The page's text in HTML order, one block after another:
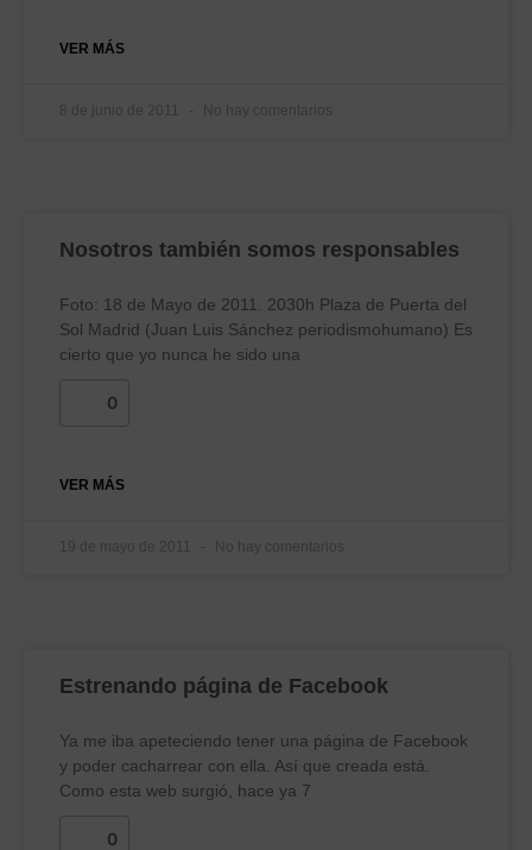
VER MÁS
8 de junio de 2011 No hay comentarios
Nosotros también somos responsables
Foto: 18 de Mayo de 2011. 2030h Plaza de Puerta del
Sol Madrid (Juan Luis Sánchez periodismohumano) Es
cierto que yo nunca he sido una
0
VER MÁS
19 de mayo de 2011 No hay comentarios
Estrenando página de Facebook
Ya me iba apeteciendo tener una página de Facebook
y poder cacharrear con ella. Así que creada está.
Como esta web surgió, hace ya 7
0